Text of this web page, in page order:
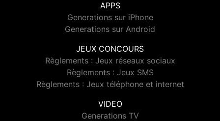
APPS
Generations sur iPhone
Generations sur Android
JEUX CONCOURS
Règlements : Jeux réseaux sociaux
Règlements : Jeux SMS
Règlements : Jeux téléphone et internet
VIDEO
Generations TV